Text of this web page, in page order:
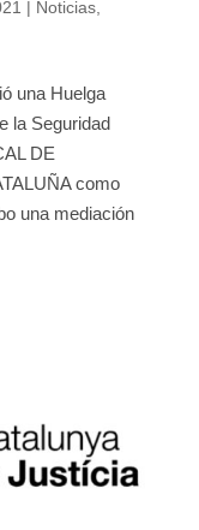
| Noticias,
una Huelga
la Seguridad
DE
como
una mediación